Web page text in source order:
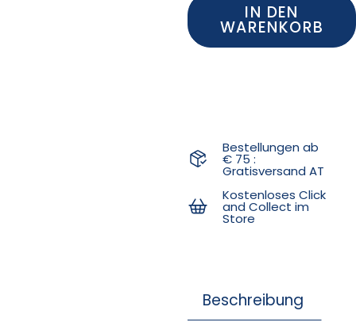
IN DEN
WARENKORB
Bestellungen ab
€ 75 :
Gratisversand AT
Kostenloses Click
and Collect im
Store
Beschreibung